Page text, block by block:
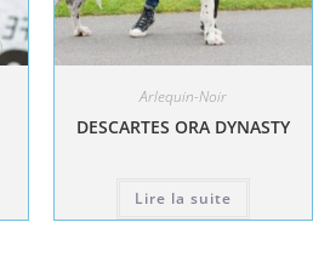
Arlequin-Noir
DESCARTES ORA DYNASTY
Lire la suite